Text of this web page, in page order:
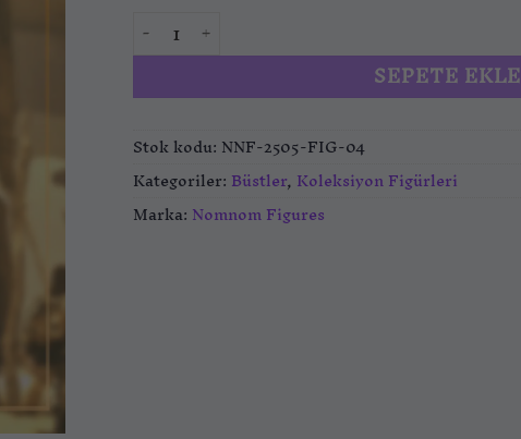
Gemma - Monster Hunter Wilds adet
SEPETE EKLE
Stok kodu:NNF-2505-FIG-04
Kategoriler:Büstler,Koleksiyon Figürleri
Marka:Nomnom Figures